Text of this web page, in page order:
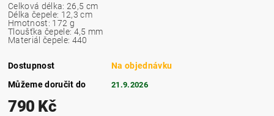
Celková délka: 26,5 cm
Délka čepele: 12,3 cm
Hmotnost: 172 g
Tloušťka čepele: 4,5 mm
Materiál čepele: 440
Dostupnost
Na objednávku
Můžeme doručit do
21.9.2026
790 Kč